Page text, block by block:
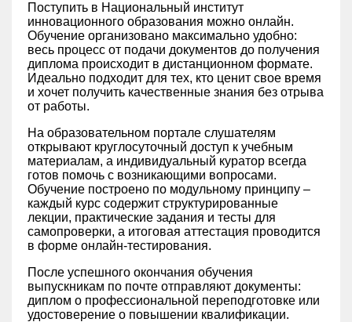
Поступить в Национальный институт
инновационного образования можно онлайн.
Обучение организовано максимально удобно:
весь процесс от подачи документов до получения
диплома происходит в дистанционном формате.
Идеально подходит для тех, кто ценит свое время
и хочет получить качественные знания без отрыва
от работы.
На образовательном портале слушателям
открывают круглосуточный доступ к учебным
материалам, а индивидуальный куратор всегда
готов помочь с возникающими вопросами.
Обучение построено по модульному принципу –
каждый курс содержит структурированные
лекции, практические задания и тесты для
самопроверки, а итоговая аттестация проводится
в форме онлайн-тестирования.
После успешного окончания обучения
выпускникам по почте отправляют документы:
диплом о профессиональной переподготовке или
удостоверение о повышении квалификации.